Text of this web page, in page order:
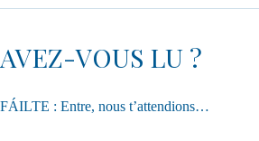
AVEZ-VOUS LU ?
FÁILTE : Entre, nous t’attendions…